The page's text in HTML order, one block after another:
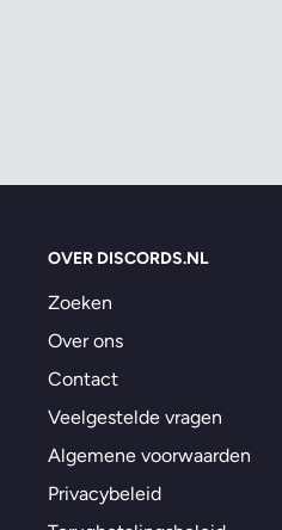
OVER DISCORDS.NL
Zoeken
Over ons
Contact
Veelgestelde vragen
Algemene voorwaarden
Privacybeleid